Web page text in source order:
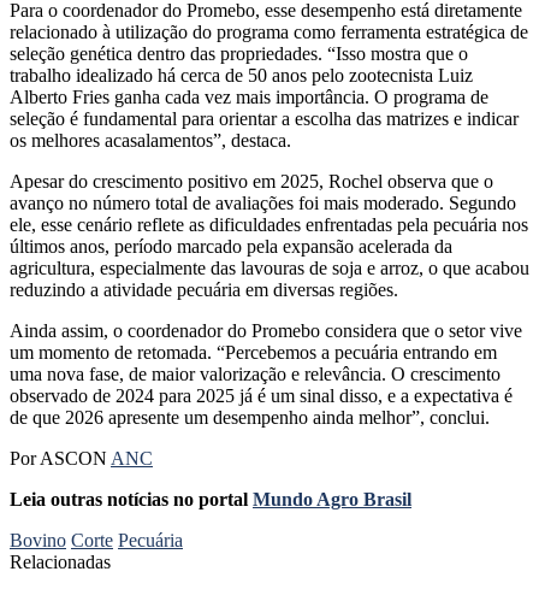
Para o coordenador do Promebo, esse desempenho está diretamente
relacionado à utilização do programa como ferramenta estratégica de
seleção genética dentro das propriedades. “Isso mostra que o
trabalho idealizado há cerca de 50 anos pelo zootecnista Luiz
Alberto Fries ganha cada vez mais importância. O programa de
seleção é fundamental para orientar a escolha das matrizes e indicar
os melhores acasalamentos”, destaca.
Apesar do crescimento positivo em 2025, Rochel observa que o
avanço no número total de avaliações foi mais moderado. Segundo
ele, esse cenário reflete as dificuldades enfrentadas pela pecuária nos
últimos anos, período marcado pela expansão acelerada da
agricultura, especialmente das lavouras de soja e arroz, o que acabou
reduzindo a atividade pecuária em diversas regiões.
Ainda assim, o coordenador do Promebo considera que o setor vive
um momento de retomada. “Percebemos a pecuária entrando em
uma nova fase, de maior valorização e relevância. O crescimento
observado de 2024 para 2025 já é um sinal disso, e a expectativa é
de que 2026 apresente um desempenho ainda melhor”, conclui.
Por ASCON ANC
Leia outras notícias no portal Mundo Agro Brasil
Bovino Corte Pecuária
Relacionadas